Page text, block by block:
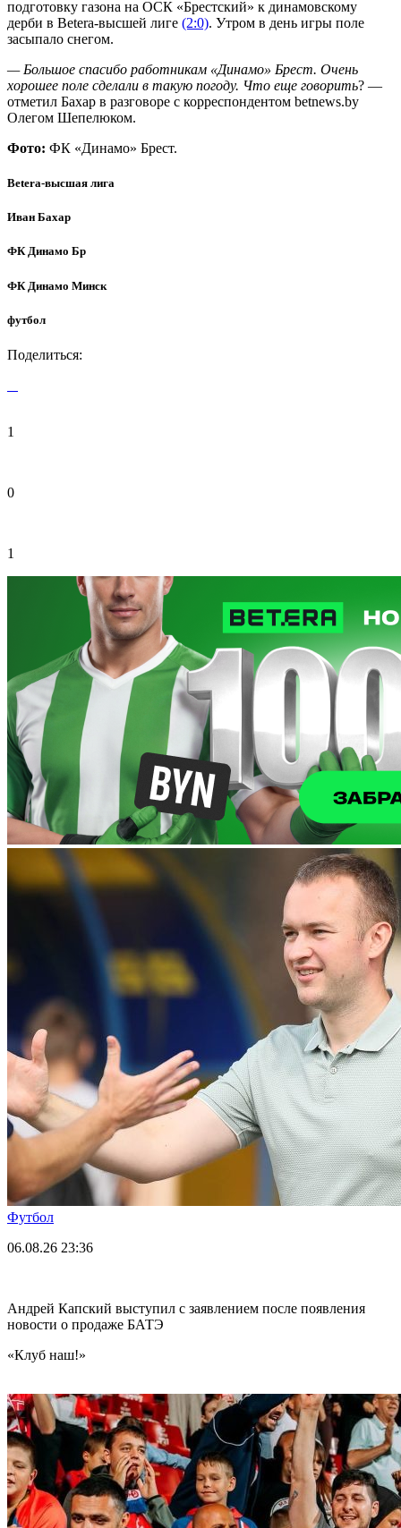
подготовку газона на ОСК «Брестский» к динамовскому
дерби в Betera-высшей лиге (2:0). Утром в день игры поле
засыпало снегом.
— Большое спасибо работникам «Динамо» Брест. Очень
хорошее поле сделали в такую погоду. Что еще говорить? —
отметил Бахар в разговоре с корреспондентом betnews.by
Олегом Шепелюком.
Фото: ФК «Динамо» Брест.
Betera-высшая лига
Иван Бахар
ФК Динамо Бр
ФК Динамо Минск
футбол
Поделиться:
1
0
1
Футбол
06.08.26 23:36
Андрей Капский выступил с заявлением после появления
новости о продаже БАТЭ
«Клуб наш!»